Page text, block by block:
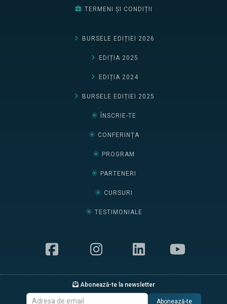
TERMENI ȘI CONDIȚII
BURSELE EDIȚIEI 2026
EDIȚIA 2025
EDIȚIA 2024
BURSELE EDIȚIEI 2025
ÎNSCRIE-TE
CONFERINȚA
PROGRAM
PARTENERI
CURSURI
TESTIMONIALE
Abonează-te la newsletter
Abonează-te